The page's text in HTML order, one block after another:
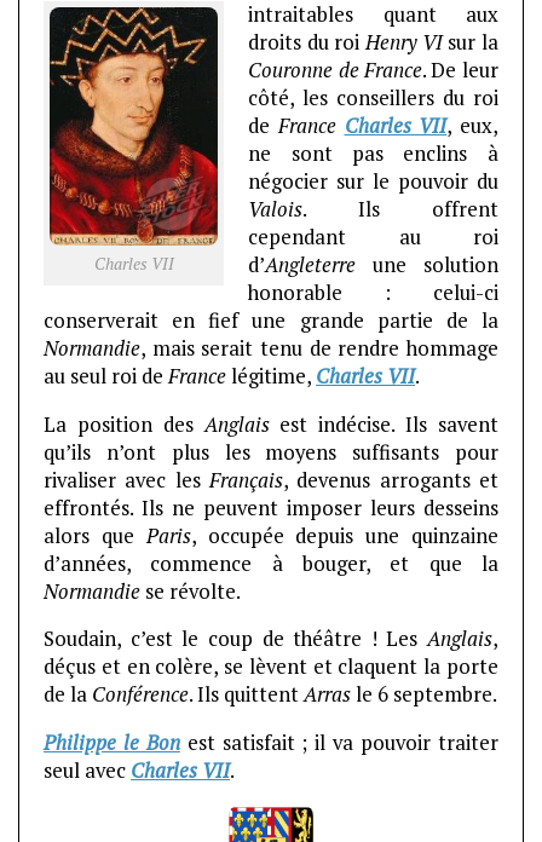
Charles VII
intraitables quant aux
droits du roiHenry VIsur la
Couronne de France. De leur
côté, les conseillers du roi
deFrance Charles VII, eux,
ne sont pas enclins à
négocier sur le pouvoir du
Valois. Ils offrent
cependant au roi
d’Angleterre une solution
honorable : celui-ci
conserverait en fief une grande partie de la
Normandie, mais serait tenu de rendre hommage
au seul roi deFrancelégitime, Charles VII.
La position desAnglaisest indécise. Ils savent
qu’ils n’ont plus les moyens suffisants pour
rivaliser avec lesFrançais, devenus arrogants et
effrontés. Ils ne peuvent imposer leurs desseins
alors queParis, occupée depuis une quinzaine
d’années, commence à bouger, et que la
Normandie se révolte.
Soudain, c’est le coup de théâtre ! LesAnglais,
déçus et en colère, se lèvent et claquent la porte
de la Conférence. Ils quittentArrasle 6 septembre.
Philippe le Bonest satisfait ; il va pouvoir traiter
seul avec Charles VII.